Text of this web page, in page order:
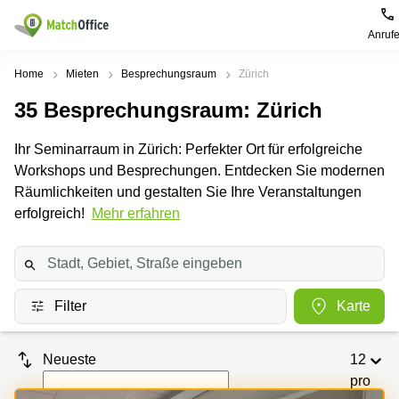
Mieten / Vermieten
Produktseiten
Büro
Business
Center
Virtuelle
Besprechungsräume
Beliebte
Coworking
Zürich
Coworking
Coworking
Basel
Coworking
Luzern
Coworking
Lugano
Beliebte
Leutschenbachstrasse
95 Zürich
Bahnhofplatz
Bahnhofstrasse
10 Zürich
Bahnhofstrasse
100 Zürich
Europaallee
41 Zürich
Hilfe
Über uns
Büro vermieten
Preis
Anmelden
Sprache wählen
French
Home Mieten Besprechungsraum Zürich
35 Besprechungsraum: Zürich
Ihr Seminarraum in Zürich: Perfekter Ort für erfolgreiche
Workshops und Besprechungen. Entdecken Sie modernen
Räumlichkeiten und gestalten Sie Ihre Veranstaltungen
erfolgreich!
Mehr erfahren
Filter Karte
Neueste
12
pro